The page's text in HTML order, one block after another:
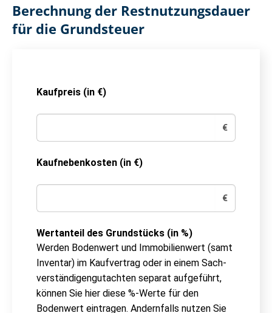
Berechnung der Rest­nut­zungs­dau­er
für die Grundsteuer
Kaufpreis (in €)
€
Kaufnebenkosten (in €)
€
Wertanteil des Grundstücks (in %)
Werden Bodenwert und Immobilienwert (samt
Inventar) im Kaufvertrag oder in einem Sach­
ver­stän­di­gen­gut­ach­ten separat aufgeführt,
können Sie hier diese %-Werte für den
Bodenwert eintragen. Andernfalls nutzen Sie